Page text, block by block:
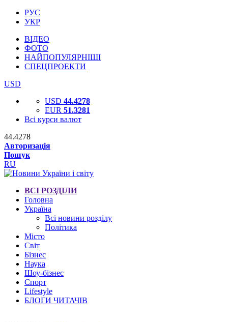
РУС
УКР
ВІДЕО
ФОТО
НАЙПОПУЛЯРНІШІ
СПЕЦПРОЕКТИ
USD
USD 44.4278
EUR 51.3281
Всі курси валют
44.4278
Авторизація
Пошук
RU
ВСІ РОЗДІЛИ
Головна
Україна
Всі новини розділу
Політика
Місто
Світ
Бізнес
Наука
Шоу-бізнес
Спорт
Lifestyle
БЛОГИ ЧИТАЧІВ